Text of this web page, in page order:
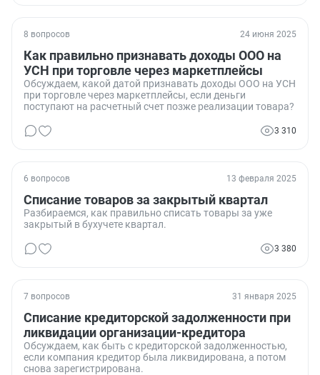
8 вопросов 24 июня 2025
Как правильно признавать доходы ООО на
УСН при торговле через маркетплейсы
Обсуждаем, какой датой признавать доходы ООО на УСН
при торговле через маркетплейсы, если деньги
поступают на расчетный счет позже реализации товара?
3 310
6 вопросов 13 февраля 2025
Списание товаров за закрытый квартал
Разбираемся, как правильно списать товары за уже
закрытый в бухучете квартал.
3 380
7 вопросов 31 января 2025
Списание кредиторской задолженности при
ликвидации организации-кредитора
Обсуждаем, как быть с кредиторской задолженностью,
если компания кредитор была ликвидирована, а потом
снова зарегистрирована.